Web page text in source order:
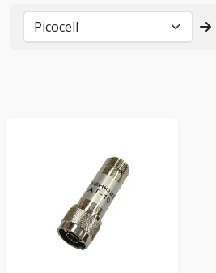
Бренды